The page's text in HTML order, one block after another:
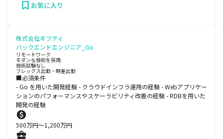
お気に入り
株式会社ギフティ
バックエンドエンジニア_Go
リモートワーク
モダンな技術を採用
技術試験なし
フレックス出勤・時差出勤
■必須条件
- Go を用いた開発経験 - クラウドインフラ運用の経験 - Webアプリケー
ションのパフォーマンスやスケーラビリティ改善の経験 - RDBを用いた
開発の経験
500万円〜1,200万円